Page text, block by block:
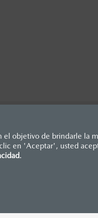
el objetivo de brindarle la
en 'Aceptar', usted
.
en moneda de los Estados
y los precios de sus